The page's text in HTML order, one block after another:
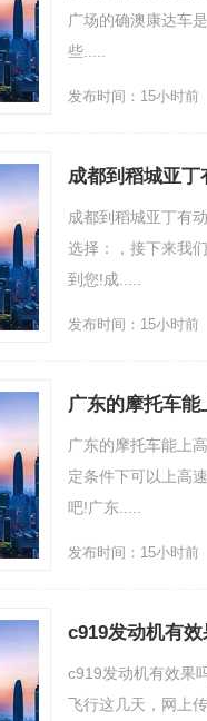
广场的确澳康达车
些.....
发布时间：15小时前
成都到稻城亚丁
成都到稻城亚丁有
选择：，接下来我
到您!成.....
发布时间：15小时前
广东的摩托车能
广东的摩托车能上
定条件下可以上高
吧!广东.....
发布时间：15小时前
c919发动机有效
c919发动机有效果
飞行这几天，网上